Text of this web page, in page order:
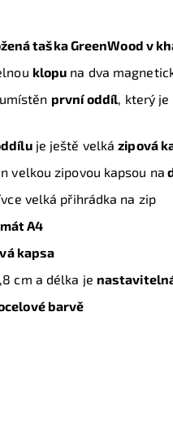
taška GreenWood v
klopu na dva
první oddíl , který je
je ještě velkázipová
velkou zipovou kapsou na
velká přihrádka na zip
A4
kapsa
cm a délka je nastavitelná
barvě